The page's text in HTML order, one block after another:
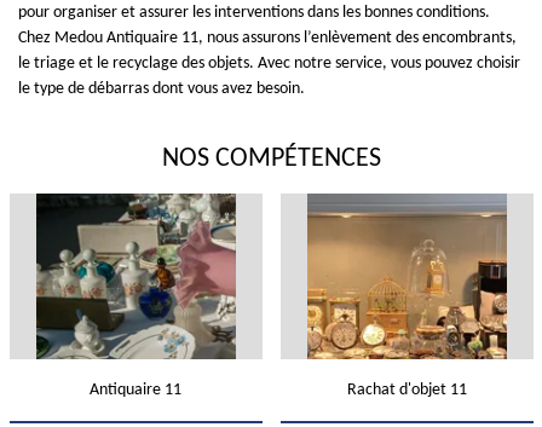
pour organiser et assurer les interventions dans les bonnes conditions.
Chez Medou Antiquaire 11, nous assurons l’enlèvement des encombrants,
le triage et le recyclage des objets. Avec notre service, vous pouvez choisir
le type de débarras dont vous avez besoin.
NOS COMPÉTENCES
Antiquaire 11 Rachat d'objet 11